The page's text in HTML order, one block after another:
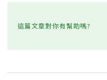
這篇文章對你有幫助嗎?